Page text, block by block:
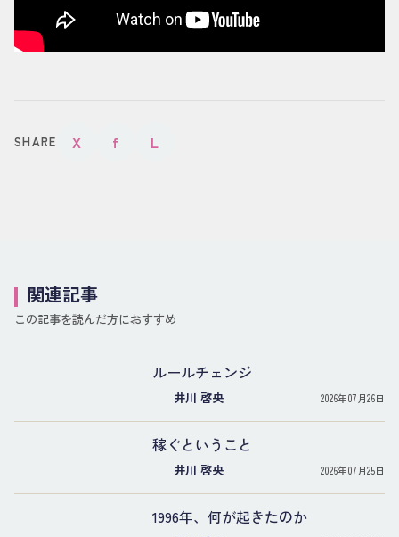
SHARE X f L
関連記事
この記事を読んだ方におすすめ
ルールチェンジ
井川 啓央 2026年07月26日
稼ぐということ
井川 啓央 2026年07月25日
1996年、何が起きたのか